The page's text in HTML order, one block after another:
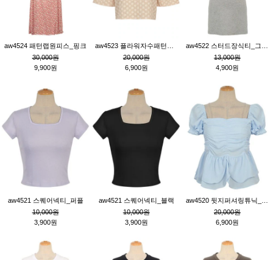
aw4524 패턴랩원피스_핑크
30,000원
9,900원
20,000원
6,900원
13,000원
4,900원
aw4521 스퀘어넥티_퍼플
10,000원
3,900원
aw4521 스퀘어넥티_블랙
10,000원
3,900원
20,000원
6,900원